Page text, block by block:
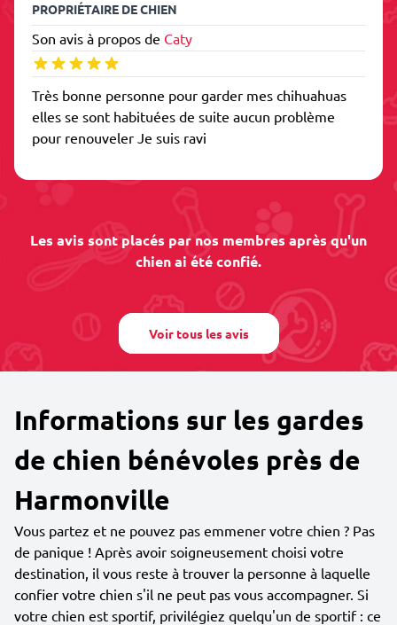
PROPRIÉTAIRE DE CHIEN
Son avis à propos de Caty
Très bonne personne pour garder mes chihuahuas
elles se sont habituées de suite aucun problème
pour renouveler Je suis ravi
Les avis sont placés par nos membres après qu'un
chien ai été confié.
Voir tous les avis
Informations sur les gardes
de chien bénévoles près de
Harmonville
Vous partez et ne pouvez pas emmener votre chien ? Pas
de panique ! Après avoir soigneusement choisi votre
destination, il vous reste à trouver la personne à laquelle
confier votre chien s'il ne peut pas vous accompagner. Si
votre chien est sportif, privilégiez quelqu'un de sportif : ce